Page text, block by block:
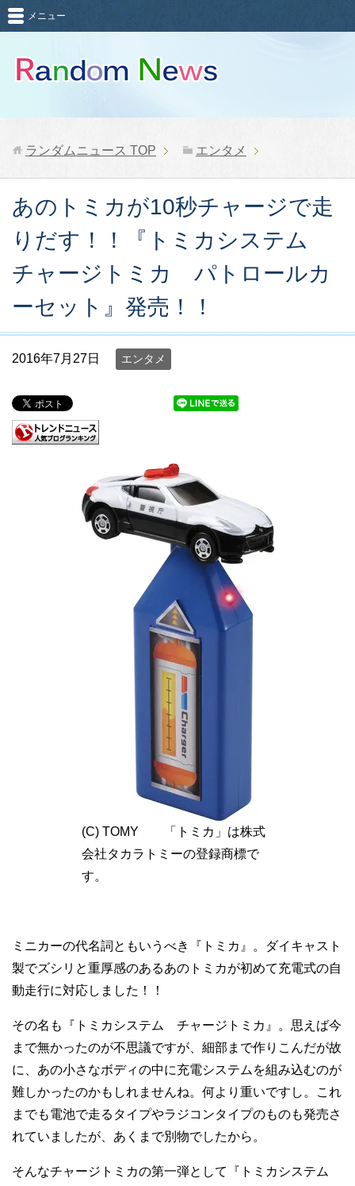
メニュー
ランダムニュース TOP エンタメ
あのトミカが10秒チャージで走
りだす！！『トミカシステム
チャージトミカ パトロールカ
ーセット』発売！！
2016年7月27日 エンタメ
(C) TOMY 「トミカ」は株式
会社タカラトミーの登録商標で
す。
ミニカーの代名詞ともいうべき『トミカ』。ダイキャスト
製でズシリと重厚感のあるあのトミカが初めて充電式の自
動走行に対応しました！！
その名も『トミカシステム チャージトミカ』。思えば今
まで無かったのが不思議ですが、細部まで作りこんだが故
に、あの小さなボディの中に充電システムを組み込むのが
難しかったのかもしれませんね。何より重いですし。これ
までも電池で走るタイプやラジコンタイプのものも発売さ
れていましたが、あくまで別物でしたから。
そんなチャージトミカの第一弾として『トミカシステム